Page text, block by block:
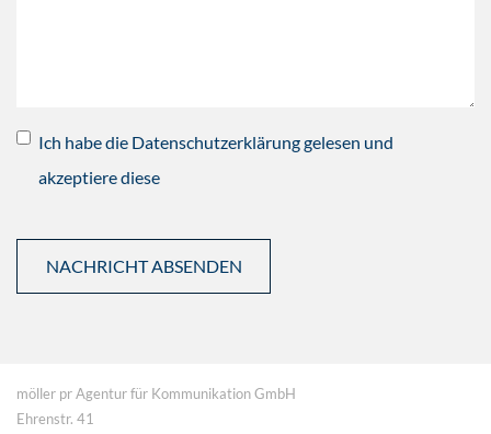
Ich habe die Datenschutzerklärung gelesen und
akzeptiere diese
möller pr Agentur für Kommunikation GmbH
Ehrenstr. 41